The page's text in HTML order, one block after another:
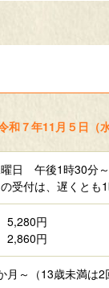
和７年11月５日（
日 午後1時30分
の受付は、遅くと
円
円
月～（13歳未満は2